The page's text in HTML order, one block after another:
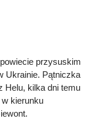
przysuskim
Ukrainie. Pątniczka
Helu, kilka dni temu
w kierunku